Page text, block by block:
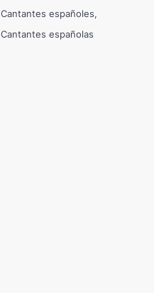
Cantantes españoles
Cantantes españolas